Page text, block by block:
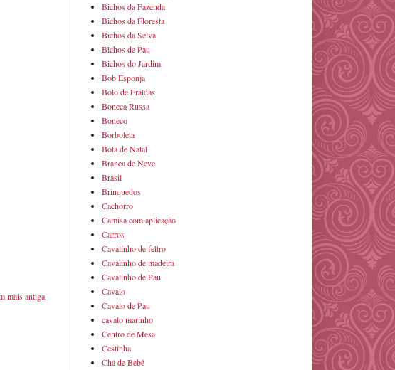
mais antiga
Bichos da Fazenda
Bichos da Floresta
Bichos da Selva
Bichos de Pau
Bichos do Jardim
Bob Esponja
Bolo de Fraldas
Boneca Russa
Boneco
Borboleta
Bota de Natal
Branca de Neve
Brasil
Brinquedos
Cachorro
Camisa com aplicação
Carros
Cavalinho de feltro
Cavalinho de madeira
Cavalinho de Pau
Cavalo
Cavalo de Pau
cavalo marinho
Centro de Mesa
Cestinha
Chá de Bebê